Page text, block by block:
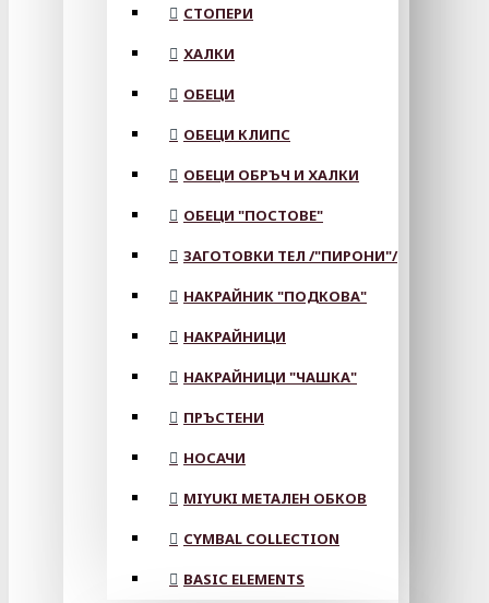
СТОПЕРИ
ХАЛКИ
ОБЕЦИ
ОБЕЦИ КЛИПС
ОБЕЦИ ОБРЪЧ И ХАЛКИ
ОБЕЦИ "ПОСТОВЕ"
ЗАГОТОВКИ ТЕЛ /"ПИРОНИ"/
НАКРАЙНИК "ПОДКОВА"
НАКРАЙНИЦИ
НАКРАЙНИЦИ "ЧАШКА"
ПРЪСТЕНИ
НОСАЧИ
MIYUKI МЕТАЛЕН ОБКОВ
CYMBAL COLLECTION
BASIC ELEMENTS